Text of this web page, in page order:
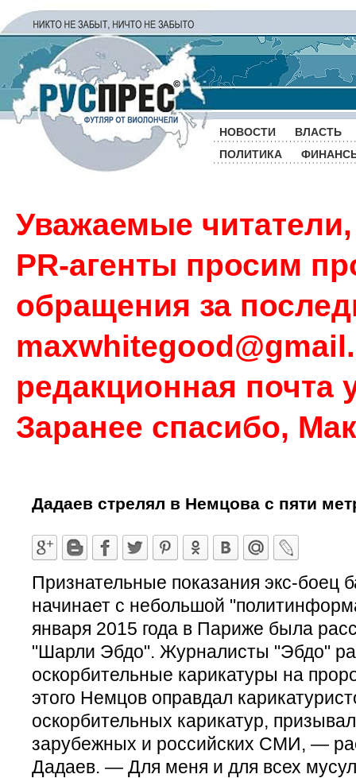
НОВОСТИ
ВЛАСТЬ
ПОЛИТИКА
Уважаемые
PR-агенты просим
обращения за
редакционная почта
Заранее спасибо,
Дадаев стрелял в Немцова с пяти
Признательные показания экс-боец
начинает с небольшой
января 2015 года в Париже была
"Шарли Эбдо". Журналисты "Эбдо"
оскорбительные карикатуры на
этого Немцов оправдал
оскорбительных карикатур,
зарубежных и российских СМИ, —
Дадаев. — Для меня и для всех